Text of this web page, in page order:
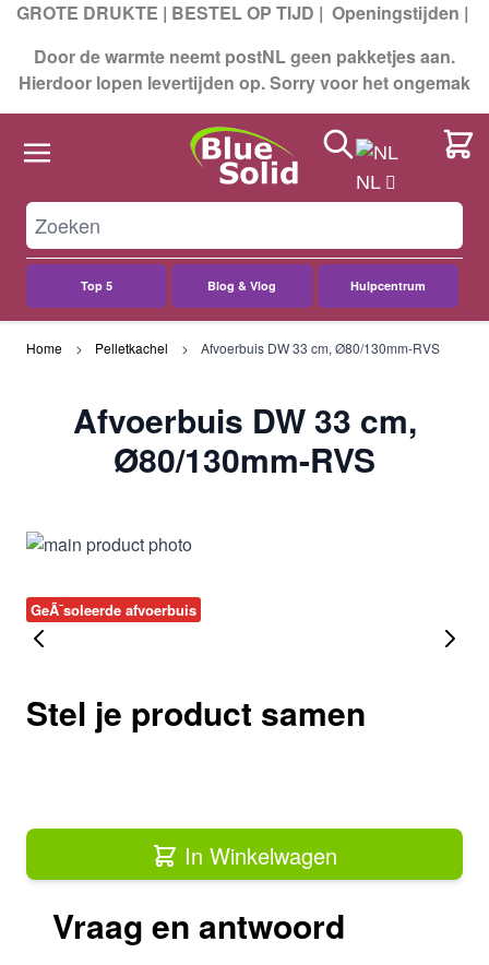
GROTE DRUKTE | BESTEL OP TIJD | Openingstijden |
Door de warmte neemt postNL geen pakketjes aan.
Hierdoor lopen levertijden op. Sorry voor het ongemak
Top 5 Blog & Vlog Hulpcentrum
Search
NL
Cart
Home Pelletkachel Afvoerbuis DW 33 cm, Ø80/130mm-RVS
Afvoerbuis DW 33 cm,
Ø80/130mm-RVS
GeÃ¯soleerde afvoerbuis
Stel je product samen
In Winkelwagen
Vraag en antwoord